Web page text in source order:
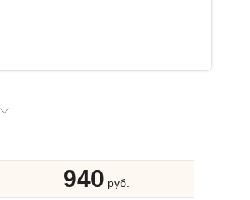
940 руб.